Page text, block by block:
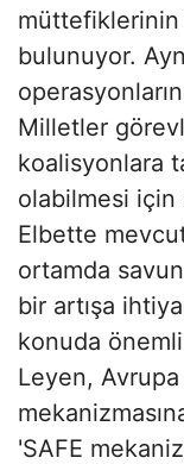
müttefiklerinin
bulunuyor.
Milletler
koalisyonlara
olabilmesi için
Elbette
ortamda
bir artışa
konuda
Leyen,
'SAFE